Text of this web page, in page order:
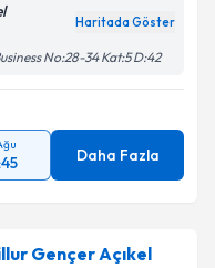
ilişkin
verilerimin belirtilen
ediyorum.
Gönder
Haritada Göster
No:28-34 Kat:5 D:42
Daha Fazla
Gençer Açıkel